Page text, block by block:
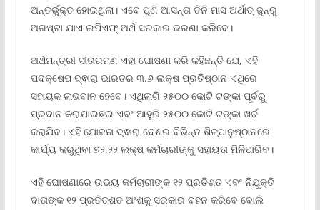
ଅନ୍ତର୍ଭୁକ୍ତ ହୋଇଥିଲା। ଏବେ ପୁଣି ଆସନ୍ତା ତିନି ମାସ ଅର୍ଥାତ୍‌ ଜୁନ୍‌ରୁ
ଅଗଷ୍ଟା ଯାଏ ଇପିଏଫ୍‌ ଅର୍ଥ ସରକାର ଭରଣା କରିବେ।
ଅର୍ଥମନ୍ତ୍ରୀ ସୀତାରମଣ ଏହା ଘୋଷଣା କରି କହିଛନ୍ତି ଯେ, ଏହି
ପଦକ୍ଷେପ ଦ୍ଵାରା ଭାରତର ୩.୬ ଲକ୍ଷ ପ୍ରତିଷ୍ଠାନ ଏଥିରେ
ସହାୟକ ଲାଭବାନ ହେବେ। ଏଥିଲାଗି ୨୫୦୦ କୋଟି ଟଙ୍କା ପୂର୍ବରୁ
ପ୍ରଦାନ କରାଯାଇଛଇ ଏବଂ ଆହୁରି ୨୫୦୦ କୋଟି ଟଙ୍କା ଖର୍ଚ
କରାଯିବ। ଏହି ଯୋଜନା ଦ୍ଵାରା ଦେଶର ବିଭିନ୍ନ ଶିଳ୍ପାନୁଷ୍ଠାନରେ
କାର୍ଯ୍ୟ କରୁଥିବା ୭୨.୨୨ ଲକ୍ଷ କର୍ମଚାରୀଙ୍କୁ ସହାୟତା ମିଳିପାରିବ।
ଏହି ଘୋଷଣାରେ ଉଭୟ କର୍ମଚାରୀଙ୍କ ୧୨ ପ୍ରତିଶତ ଏବଂ ନିଯୁକ୍ତି
ଦାତାଙ୍କ ୧୨ ପ୍ରତିତଶତ ଅଂଶକୁ ସରକାର ବହନ କରିବେ ବୋଲି